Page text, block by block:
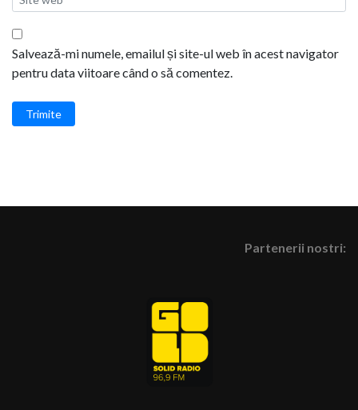
Salvează-mi numele, emailul și site-ul web în acest navigator
pentru data viitoare când o să comentez.
Trimite
Partenerii nostri: